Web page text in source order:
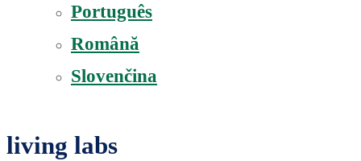
Português
Română
Slovenčina
living labs